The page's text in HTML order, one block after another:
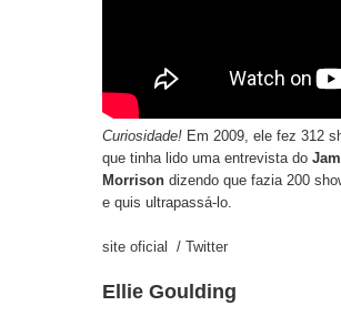
Curiosidade! Em 2009, ele fez 312
que tinha lido uma entrevista do
Morrison dizendo que fazia 200
e quis ultrapassá-lo.
site oficial / Twitter
Ellie Goulding